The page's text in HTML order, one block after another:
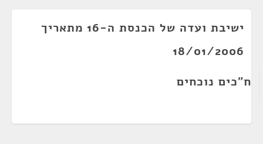
ישיבת ועדה של הכנסת ה-16 מתאריך
18/01/2006
ח"כים נוכחים